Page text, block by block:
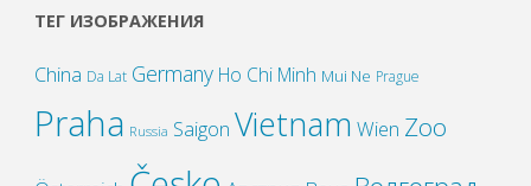
ТЕГ ИЗОБРАЖЕНИЯ
China Da Lat Germany Ho Chi Minh Mui Ne Prague
Praha Russia Saigon Vietnam Wien Zoo